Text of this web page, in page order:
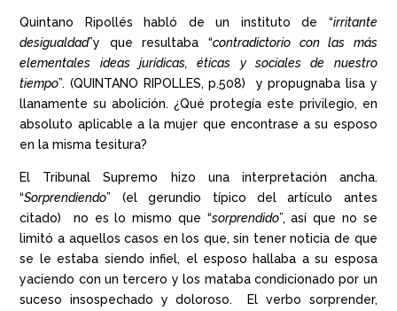
Quintano Ripollés habló de un instituto de “irritante
desigualdad”y que resultaba “contradictorio con las más
elementales ideas jurídicas, éticas y sociales de nuestro
tiempo”. (QUINTANO RIPOLLES, p.508) y propugnaba lisa y
llanamente su abolición. ¿Qué protegía este privilegio, en
absoluto aplicable a la mujer que encontrase a su esposo
en la misma tesitura?
El Tribunal Supremo hizo una interpretación ancha.
“Sorprendiendo” (el gerundio típico del artículo antes
citado) no es lo mismo que “sorprendido”, así que no se
limitó a aquellos casos en los que, sin tener noticia de que
se le estaba siendo infiel, el esposo hallaba a su esposa
yaciendo con un tercero y los mataba condicionado por un
suceso insospechado y doloroso. El verbo sorprender,